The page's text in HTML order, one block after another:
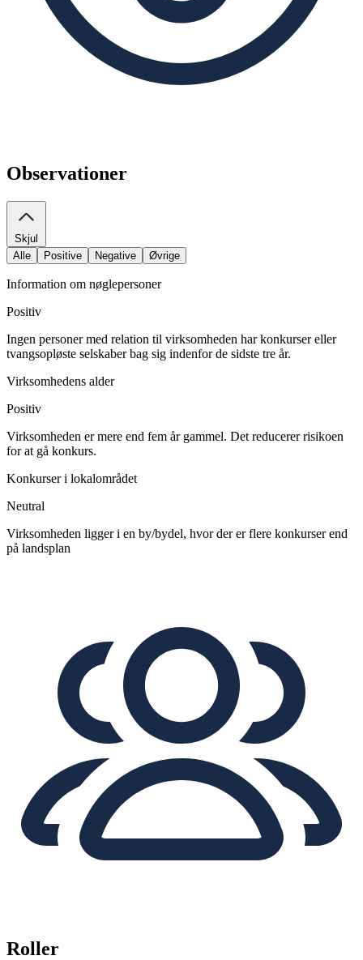
Observationer
Skjul
Alle
Positive Negative Øvrige
Information om nøglepersoner
Positiv
Ingen personer med relation til virksomheden har konkurser eller
tvangsopløste selskaber bag sig indenfor de sidste tre år.
Virksomhedens alder
Positiv
Virksomheden er mere end fem år gammel. Det reducerer risikoen
for at gå konkurs.
Konkurser i lokalområdet
Neutral
Virksomheden ligger i en by/bydel, hvor der er flere konkurser end
på landsplan
Roller